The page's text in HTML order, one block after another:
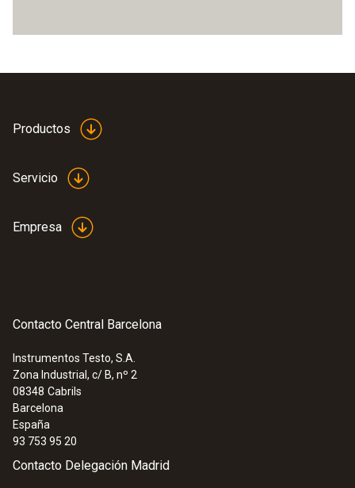
Productos
Servicio
Empresa
Contacto Central Barcelona
Instrumentos Testo, S.A.
Zona Industrial, c/ B, nº 2
08348 Cabrils
Barcelona
España
93 753 95 20
Contacto Delegación Madrid